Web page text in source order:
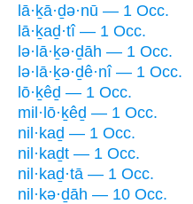
lā·ḵā·ḏə·nū — 1 Occ.
lā·ḵaḏ·tî — 1 Occ.
lə·lā·ḵə·ḏāh — 1 Occ.
lə·lā·ḵə·ḏê·nî — 1 Occ.
lō·ḵêḏ — 1 Occ.
mil·lō·ḵêḏ — 1 Occ.
nil·kaḏ — 1 Occ.
nil·kaḏt — 1 Occ.
nil·kaḏ·tā — 1 Occ.
nil·kə·ḏāh — 10 Occ.